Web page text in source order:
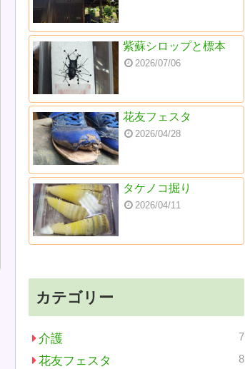
紫蘇シロップと標本
2026/07/06
花友フェスタ
2026/04/28
タケノコ掘り
2026/04/11
カテゴリー
介護 7
花友フェスタ 8